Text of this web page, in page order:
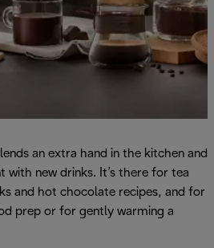
an extra hand in the kitchen and
with new drinks. It’s there for tea
and hot chocolate recipes, and for
prep or for gently warming a